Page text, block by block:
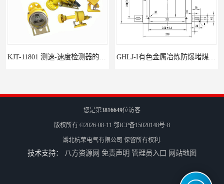
GCDH-W 皮带打滑开关在港口码头的应用
您是第3816649位访客
版权所有 ©2026-08-11 鄂ICP备15020148号-8
湖北杭荣电气有限公司 保留所有权利.
技术支持： 八方资源网 免责声明 管理员入口 网站地图